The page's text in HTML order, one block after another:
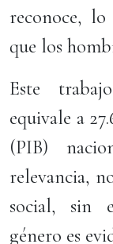
reconoce, lo
que los
Este
equivale a
(PIB)
relevancia,
social, sin
género es